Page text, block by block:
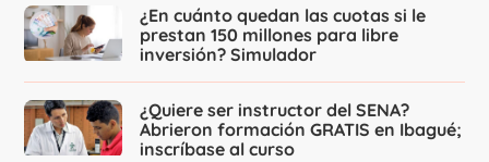
¿En cuánto quedan las cuotas si le
prestan 150 millones para libre
inversión? Simulador
¿Quiere ser instructor del SENA?
Abrieron formación GRATIS en Ibagué;
inscríbase al curso